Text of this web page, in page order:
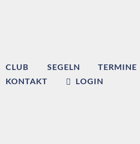
CLUB SEGELN TERMINE
KONTAKT
LOGIN